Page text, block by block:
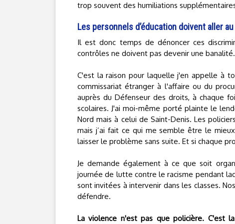
trop souvent des humiliations
Les personnels d’éducation doivent aller
Il est donc temps de dénoncer ces
contrôles ne doivent pas devenir une banalité.
C'est la raison pour laquelle j'en appelle à
commissariat étranger à l'affaire ou du
auprès du Défenseur des droits, à chaque
scolaires. J'ai moi-même porté plainte le
Nord mais à celui de Saint-Denis. Les
mais j’ai fait ce qui me semble être le
laisser le problème sans suite. Et si chaque
Je demande également à ce que soit
journée de lutte contre le racisme pendant
sont invitées à intervenir dans les classes.
défendre.
La violence n'est pas que policière. C'est